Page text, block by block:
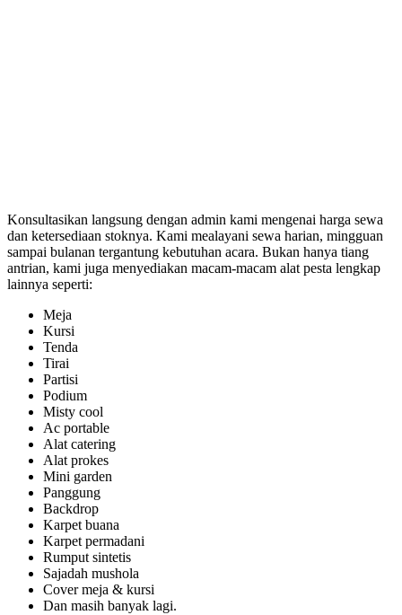
Konsultasikan langsung dengan admin kami mengenai harga sewa
dan ketersediaan stoknya. Kami mealayani sewa harian, mingguan
sampai bulanan tergantung kebutuhan acara. Bukan hanya tiang
antrian, kami juga menyediakan macam-macam alat pesta lengkap
lainnya seperti:
Meja
Kursi
Tenda
Tirai
Partisi
Podium
Misty cool
Ac portable
Alat catering
Alat prokes
Mini garden
Panggung
Backdrop
Karpet buana
Karpet permadani
Rumput sintetis
Sajadah mushola
Cover meja & kursi
Dan masih banyak lagi.